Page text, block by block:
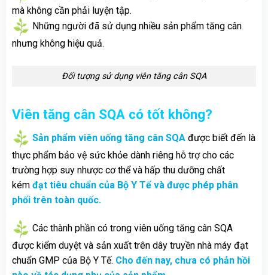
mà không cần phải luyện tập.
Những người đã sử dụng nhiều sản phẩm tăng cân
nhưng không hiệu quả.
Đối tượng sử dụng viên tăng cân SQA
Viên tăng cân SQA có tốt không?
Sản phẩm viên uống tăng cân SQA được biết đến là
thực phẩm bảo vệ sức khỏe dành riêng hỗ trợ cho các
trường hợp suy nhược cơ thể và hấp thu dưỡng chất
kém đạt tiêu chuẩn của Bộ Y Tế và được phép phân
phối trên toàn quốc.
Các thành phần có trong viên uống tăng cân SQA
được kiểm duyệt và sản xuất trên dây truyền nhà máy đạt
chuẩn GMP của Bộ Y Tế. Cho đến nay, chưa có phản hồi